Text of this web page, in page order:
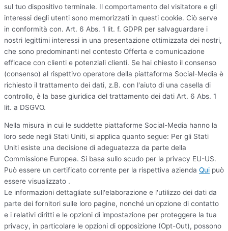
sul tuo dispositivo terminale. Il comportamento del visitatore e gli
interessi degli utenti sono memorizzati in questi cookie. Ciò serve
in conformità con. Art. 6 Abs. 1 lit. f. GDPR per salvaguardare i
nostri legittimi interessi in una presentazione ottimizzata dei nostri,
che sono predominanti nel contesto Offerta e comunicazione
efficace con clienti e potenziali clienti. Se hai chiesto il consenso
(consenso) al rispettivo operatore della piattaforma Social-Media è
richiesto il trattamento dei dati, z.B. con l'aiuto di una casella di
controllo, è la base giuridica del trattamento dei dati Art. 6 Abs. 1
lit. a DSGVO.
Nella misura in cui le suddette piattaforme Social-Media hanno la
loro sede negli Stati Uniti, si applica quanto segue: Per gli Stati
Uniti esiste una decisione di adeguatezza da parte della
Commissione Europea. Si basa sullo scudo per la privacy EU-US.
Può essere un certificato corrente per la rispettiva azienda Qui può
essere visualizzato .
Le informazioni dettagliate sull'elaborazione e l'utilizzo dei dati da
parte dei fornitori sulle loro pagine, nonché un'opzione di contatto
e i relativi diritti e le opzioni di impostazione per proteggere la tua
privacy, in particolare le opzioni di opposizione (Opt-Out), possono